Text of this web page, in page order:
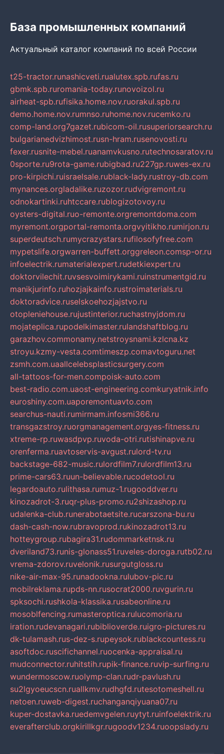
База промышленных компаний
Актуальный каталог компаний по всей России
t25-tractor.runashicveti.rualutex.spb.rufas.ru
gbmk.spb.ruromania-today.runovoizol.ru
airheat-spb.rufisika.home.nov.ruorakul.spb.ru
demo.home.nov.rumnso.ruhome.nov.rucemko.ru
comp-land.org7gazet.rubicom-oil.rusuperiorsearch.ru
bulgarianedvizhimost.rusn-hram.rusenovosti.ru
fexer.rusnite-mebel.ruanamvkusno.rutechnosaratov.ru
0sporte.ru9rota-game.rubigbad.ru227gp.ruwes-ex.ru
pro-kirpichi.ruisraelsale.rublack-lady.rustroy-db.com
mynances.orgladalike.ruzozor.rudvigremont.ru
odnokartinki.ruhtccare.rublogizotovoy.ru
oysters-digital.ruo-remonte.orgremontdoma.com
myremont.orgportal-remonta.orgvyitikho.rumirjon.ru
superdeutsch.rumycrazystars.rufilosofyfree.com
mypetslife.orgwarren-buffett.orggreleon.comsp-or.ru
infoelectrik.rumaterialexpert.rudetkiexpert.ru
doktorvilechit.ruvsesvoimirykami.ruinstrumentgid.ru
manikjurinfo.ruhozjajkainfo.rustroimaterials.ru
doktoradvice.ruselskoehozjajstvo.ru
otopleniehouse.rujustinterior.ruchastnyjdom.ru
mojateplica.rupodelkimaster.rulandshaftblog.ru
garazhov.commonamy.netstroysnami.kzlcna.kz
stroyu.kzmy-vesta.comtimeszp.comavtoguru.net
zsmh.com.uaallcelebsplasticsurgery.com
all-tattoos-for-men.compoisk-auto.com
best-radio.com.uaost-engineering.comkuryatnik.info
euroshiny.com.uaporemontuavto.com
searchus-nauti.rumirmam.infosmi366.ru
transgazstroy.ruorgmanagement.orgyes-fitness.ru
xtreme-rp.ruwasdpvp.ruvoda-otri.rutishinapve.ru
orenferma.ruavtoservis-avgust.rulord-tv.ru
backstage-682-music.rulordfilm7.rulordfilm13.ru
prime-cars63.ruun-believable.rucodetool.ru
legardoauto.rulithasa.rumuz-1.rugooddver.ru
kinozadrot-3.ruqr-plus-promo.ru2shizashop.ru
udalenka-club.runerabotaetsite.rucarszona-bu.ru
dash-cash-now.rubravoprod.rukinozadrot13.ru
hotteygroup.rubagira31.rudommarketnsk.ru
dveriland73.runis-glonass51.ruveles-doroga.rutb02.ru
vrema-zdorov.ruvelonik.rusurgutgloss.ru
nike-air-max-95.runadookna.rulubov-pic.ru
mobilreklama.rupds-nn.rusocrat2000.ruvgurin.ru
spksochi.rushkola-klassika.rusabeonline.ru
mosoblfencing.rumasteroptica.rulucomoria.ru
iration.rudevanagari.rubiblioverde.ruigro-pictures.ru
dk-tulamash.rus-dez-s.rupeysok.rublackcountess.ru
asoftdoc.ruscifichannel.ruocenka-appraisal.ru
mudconnector.ruhitstih.rupik-finance.ruvip-surfing.ru
wundermoscow.ruolymp-clan.rudr-pavlush.ru
su2lgyoeucscn.ruallkmv.rudhgfd.rutesotomeshell.ru
netoen.ruweb-digest.ruchanganqiyuana07.ru
kuper-dostavka.ruedemvgelen.ruytyt.ruinfoelektrik.ru
everafterclub.orgkirillkgr.rugoodv1234.ruoopslady.ru